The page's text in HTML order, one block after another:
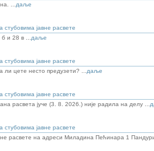
... даље
стубовима јавне расвете
и 28 в ... даље
стубовима јавне расвете
цете несто предузети? ... даље
стубовима јавне расвете
расвета јуче (3. 8. 2026.) није радила на делу ...
стубовима јавне расвете
расвете на адреси Миладина Пећинара 1